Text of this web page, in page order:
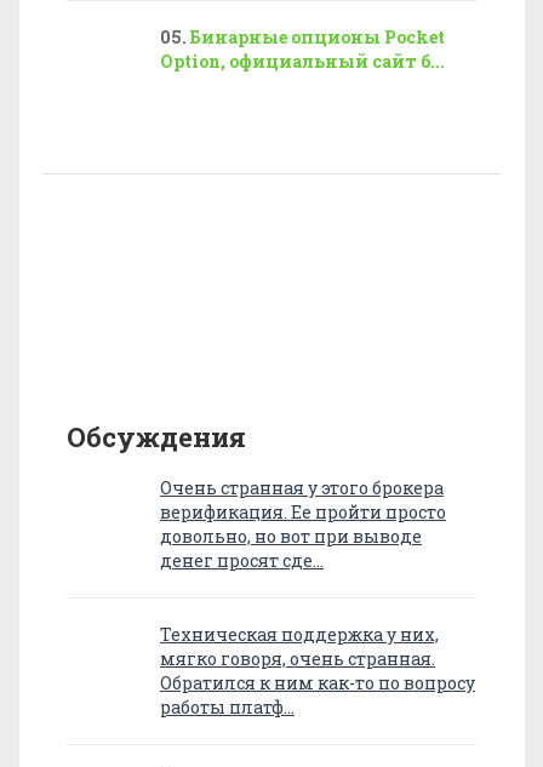
Бинарные опционы Pocket
Option, официальный сайт б...
Обсуждения
Очень странная у этого брокера
верификация. Ее пройти просто
довольно, но вот при выводе
денег просят сде…
Техническая поддержка у них,
мягко говоря, очень странная.
Обратился к ним как-то по вопросу
работы платф…